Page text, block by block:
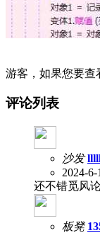
游客，如果您要查
评论列表
沙发
2024-6-
还不错觅风
板凳